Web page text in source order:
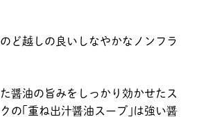
ど越しの良いしなやかなノンフラ
醤油の旨みをしっかり効かせたス
の｢重ね出汁醤油スープ｣は強い醤